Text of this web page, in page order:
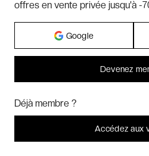
RETROUVEZ NOS
offres en vente privée jusqu'à -
Google
Devenez
Déjà membre ?
Accédez aux
Marketing? Vous pouvez toujours
Je refuse C'est bon.